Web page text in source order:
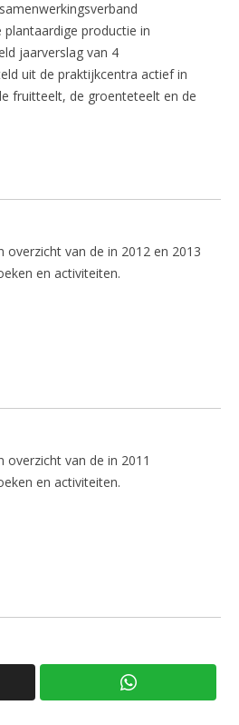
plantaardige productie in
jaarverslag van 4
uit de praktijkcentra actief in
fruitteelt, de groenteteelt en de
overzicht van de in 2012 en 2013
en activiteiten.
overzicht van de in 2011
en activiteiten.